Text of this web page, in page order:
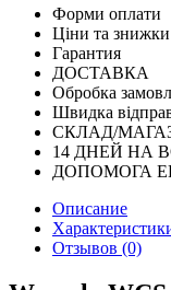
Форми оплати
Ціни та знижки
Гарантия
ДОСТАВКА
Обробка
Швидка
СКЛАД/
14 ДНЕЙ НА
ДОПОМОГА
Описание
Отзывов (0)